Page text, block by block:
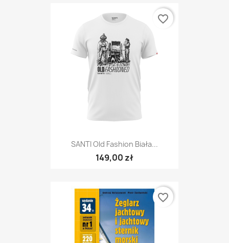
SANTI Old Fashion Biała...
149,00 zł
favorite_border
favorite_border